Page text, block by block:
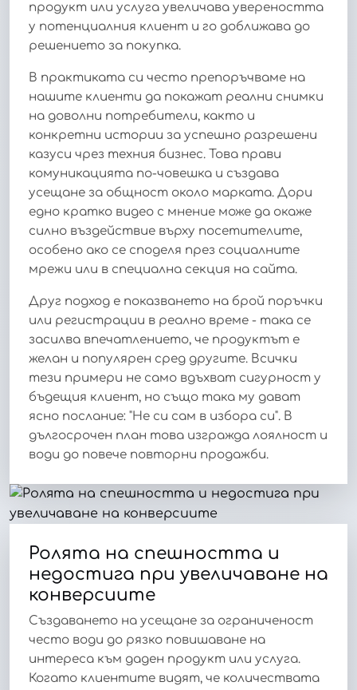
продукт или услуга увеличава увереността
у потенциалния клиент и го доближава до
решението за покупка.
В практиката си често препоръчваме на
нашите клиенти да покажат реални снимки
на доволни потребители, както и
конкретни истории за успешно разрешени
казуси чрез техния бизнес. Това прави
комуникацията по-човешка и създава
усещане за общност около марката. Дори
едно кратко видео с мнение може да окаже
силно въздействие върху посетителите,
особено ако се споделя през социалните
мрежи или в специална секция на сайта.
Друг подход е показването на брой поръчки
или регистрации в реално време - така се
засилва впечатлението, че продуктът е
желан и популярен сред другите. Всички
тези примери не само вдъхват сигурност у
бъдещия клиент, но също така му дават
ясно послание: "Не си сам в избора си". В
дългосрочен план това изгражда лоялност и
води до повече повторни продажби.
Ролята на спешността и
недостига при увеличаване на
конверсиите
Създаването на усещане за ограниченост
често води до рязко повишаване на
интереса към даден продукт или услуга.
Когато клиентите видят, че количествата